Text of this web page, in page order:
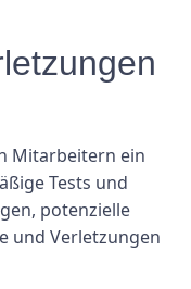
Mitarbeitern ein
Tests und
potenzielle
und Verletzungen